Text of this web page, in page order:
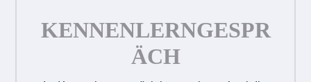
KENNENLERNGESPR
ÄCH